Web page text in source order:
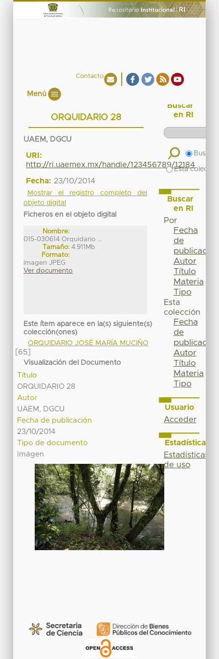
Contacto
Menú
ORQUIDARIO 28
UAEM, DGCU
URI:
http://ri.uaemex.mx/handle/123456789/12184
Fecha: 23/10/2014
Mostrar el registro completo del
objeto digital
Ficheros en el objeto digital
Nombre:
015-030614 Orquidario ...
Tamaño: 4.911Mb
Formato:
imagen JPEG
Ver documento
Este ítem aparece en la(s) siguiente(s)
colección(ones)
ORQUIDARIO JOSÉ MARÍA MUCIÑO
[65]
Visualización del Documento
Título
ORQUIDARIO 28
Autor
UAEM, DGCU
Fecha de publicación
23/10/2014
Tipo de documento
Imágen
Buscar
en RI
Buscar
Esta
Buscar
en RI
Por
Fecha
de
publicación
Autor
Título
Materia
Tipo
Esta
colección
Fecha
de
publicación
Autor
Título
Materia
Tipo
Usuario
Acceder
Estadísticas
Estadísticas
de uso